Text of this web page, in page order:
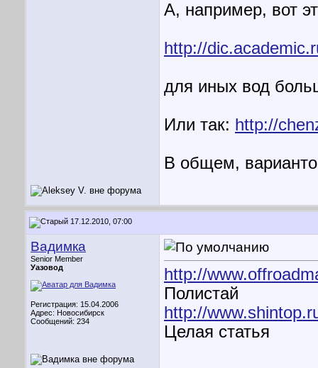
А, например, вот
http://
для иных вод
Или так: http://
В общем,
17.12.2010, 07:00
Вадимка
Senior Member
Уазовод
Регистрация: 15.04.2006
Адрес: Новосибирск
Сообщений: 234
http://
Полистай
http://
Целая статья